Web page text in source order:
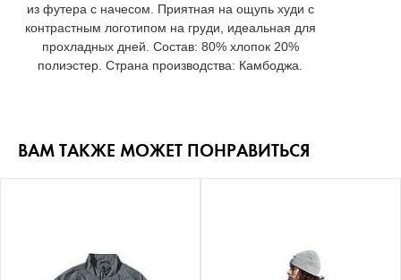
из футера с начесом. Приятная на ощупь худи с
контрастным логотипом на груди, идеальная для
прохладных дней. Состав: 80% хлопок 20%
полиэстер. Страна производства: Камбоджа.
ВАМ ТАКЖЕ МОЖЕТ ПОНРАВИТЬСЯ